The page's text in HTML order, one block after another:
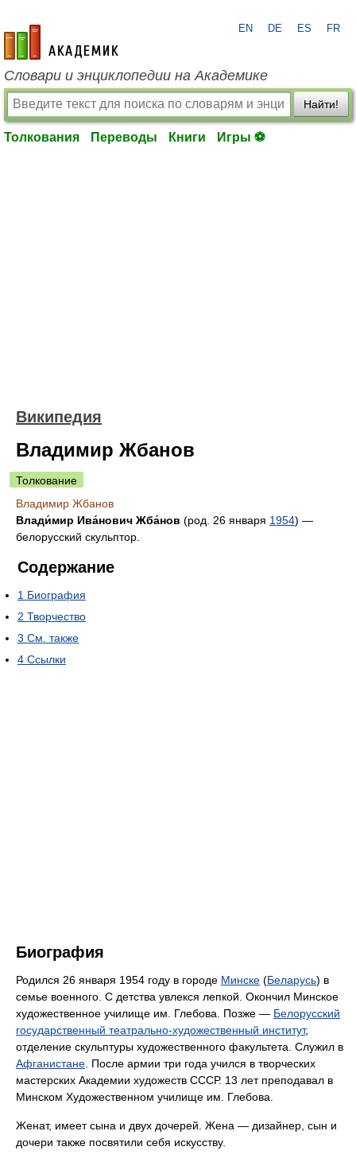
academic.ru
EN DE ES FR
Словари и энциклопедии на Академике
Найти!
Толкования Переводы Книги Игры ⚽
Википедия
Владимир Жбанов
Толкование
Владимир Жбанов
Влади́мир Ива́нович Жба́нов (род. 26 января 1954) —
белорусский скульптор.
Содержание
1 Биография
2 Творчество
3 См. также
4 Ссылки
Биография
Родился 26 января 1954 году в городе Минске (Беларусь) в
семье военного. С детства увлекся лепкой. Окончил Минское
художественное училище им. Глебова. Позже — Белорусский
государственный театрально-художественный институт,
отделение скульптуры художественного факультета. Служил в
Афганистане . После армии три года учился в творческих
мастерских Академии художеств СССР. 13 лет преподавал в
Минском Художественном училище им. Глебова.
Женат, имеет сына и двух дочерей. Жена — дизайнер, сын и
дочери также посвятили себя искусству.